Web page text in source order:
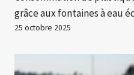
grâce aux fontaines à eau
25 octobre 2025